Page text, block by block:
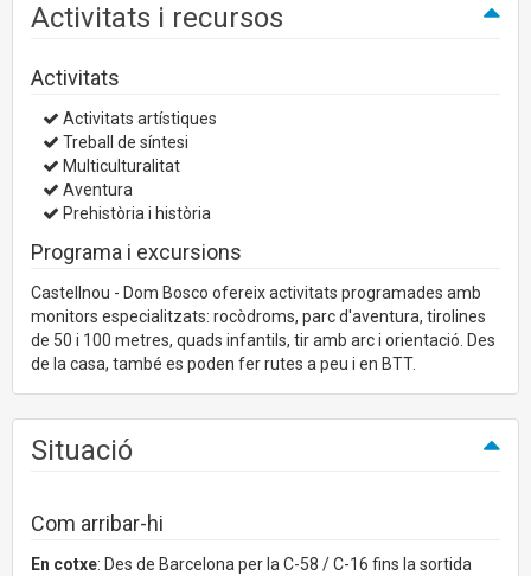
Activitats i recursos
Activitats
Activitats artístiques
Treball de síntesi
Multiculturalitat
Aventura
Prehistòria i història
Programa i excursions
Castellnou - Dom Bosco ofereix activitats programades amb
monitors especialitzats: rocòdroms, parc d'aventura, tirolines
de 50 i 100 metres, quads infantils, tir amb arc i orientació. Des
de la casa, també es poden fer rutes a peu i en BTT.
Situació
Com arribar-hi
En cotxe: Des de Barcelona per la C-58 / C-16 fins la sortida